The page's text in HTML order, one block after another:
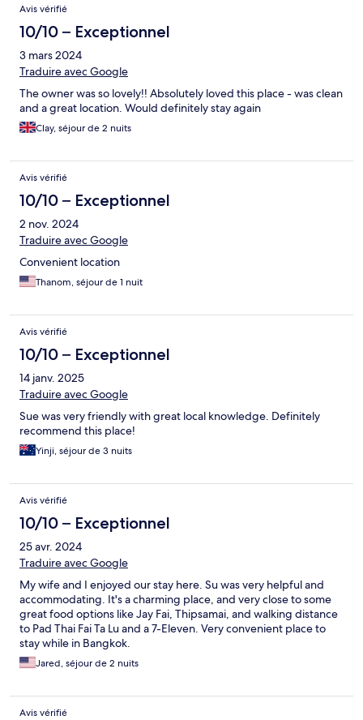
Avis vérifié
10/10 – Exceptionnel
3 mars 2024
Traduire avec Google
The owner was so lovely!! Absolutely loved this place - was clean
and a great location. Would definitely stay again
Clay, séjour de 2 nuits
Avis vérifié
10/10 – Exceptionnel
2 nov. 2024
Traduire avec Google
Convenient location
Thanom, séjour de 1 nuit
Avis vérifié
10/10 – Exceptionnel
14 janv. 2025
Traduire avec Google
Sue was very friendly with great local knowledge. Definitely
recommend this place!
Yinji, séjour de 3 nuits
Avis vérifié
10/10 – Exceptionnel
25 avr. 2024
Traduire avec Google
My wife and I enjoyed our stay here. Su was very helpful and
accommodating. It's a charming place, and very close to some
great food options like Jay Fai, Thipsamai, and walking distance
to Pad Thai Fai Ta Lu and a 7-Eleven. Very convenient place to
stay while in Bangkok.
Jared, séjour de 2 nuits
Avis vérifié